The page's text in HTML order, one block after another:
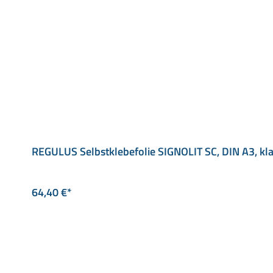
REGULUS Selbstklebefolie SIGNOLIT SC, DIN A3,
64,40 €*